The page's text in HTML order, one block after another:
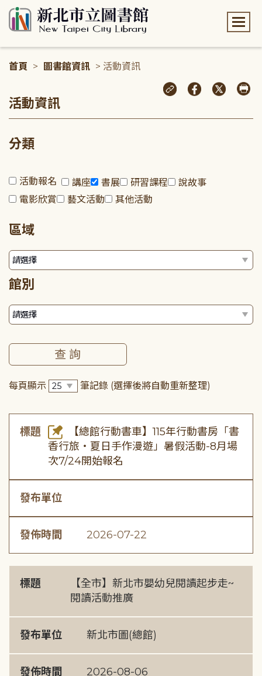
首頁 > 圖書館資訊 > 活動資訊
活動資訊
分類
活動報名 講座 書展 研習課程
說故事
電影欣賞
藝文活動 其他活動
區域
館別
每頁顯示 筆記錄 (選擇後將自動重新整理)
標題
【總館行動書車】115年行動書房「書
香行旅・夏日手作漫遊」暑假活動-8月場
次7/24開始報名
發布單位
發佈時間 2026-07-22
標題
【全市】新北市嬰幼兒閱讀起步走~
閱讀活動推廣
發布單位 新北市圖(總館)
發佈時間 2026-08-06